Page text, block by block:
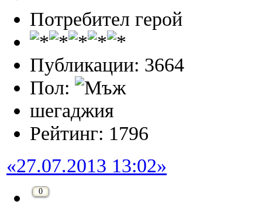
Потребител герой
Публикации: 3664
Пол:
шегаджия
Рейтинг: 1796
«27.07.2013 13:02»
0